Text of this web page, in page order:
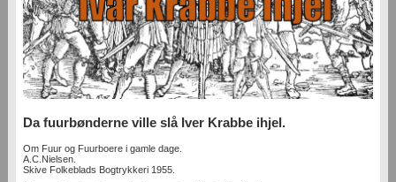
Da fuurbønderne ville slå Iver Krabbe ihjel.
Om Fuur og Fuurboere i gamle dage.
A.C.Nielsen.
Skive Folkeblads Bogtrykkeri 1955.